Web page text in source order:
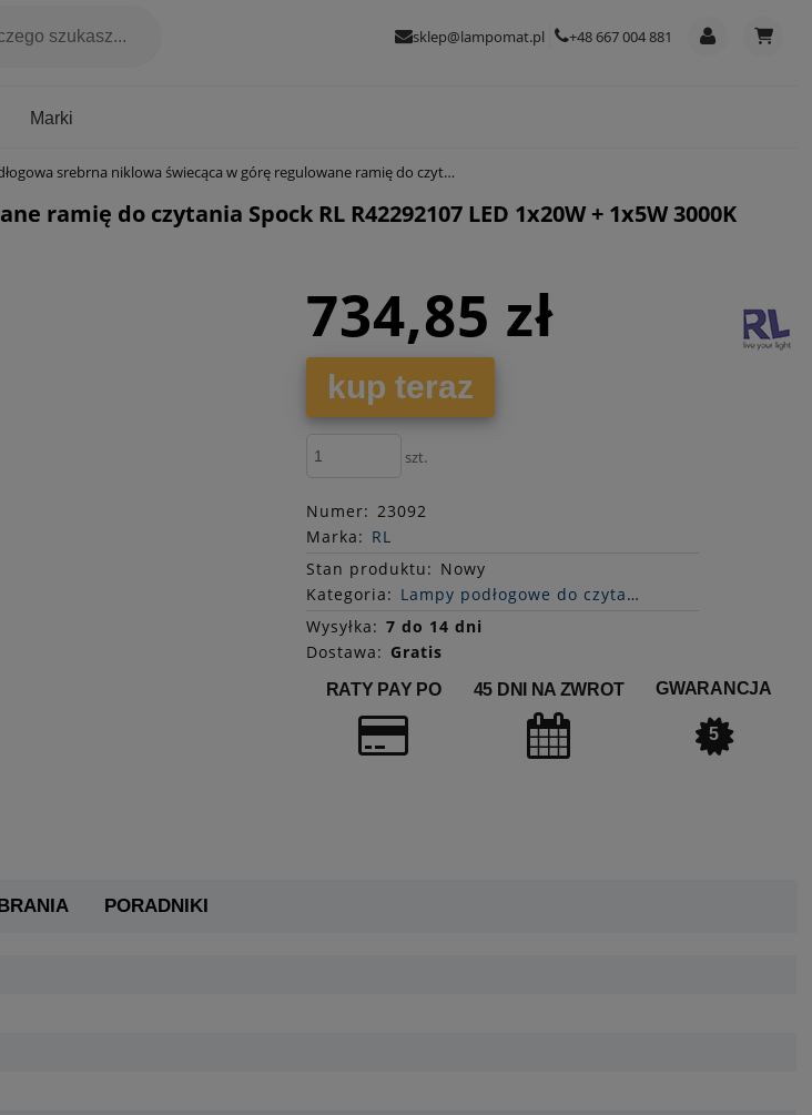
sklep@lampomat.pl +48 667 004 881
Marki
niklowa świecąca w górę regulowane ramię do czytania Spock RL R42292107 LED 1x20W + 1x5W 3000K 180cm
ramię do czytania Spock RL R42292107 LED 1x20W + 1x5W 3000K
734,85 zł
kup teraz
szt.
Numer: 23092
Marka: RL
Stan produktu: Nowy
Kategoria: Lampy podłogowe do czytania
Wysyłka: 7 do 14 dni
Dostawa: Gratis
RATY PAY PO 45 DNI NA ZWROT GWARANCJA
5
PORADNIKI